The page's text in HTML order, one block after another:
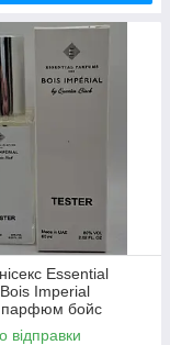
Essential
Imperial
парфюм бойс
60 мл
відправки